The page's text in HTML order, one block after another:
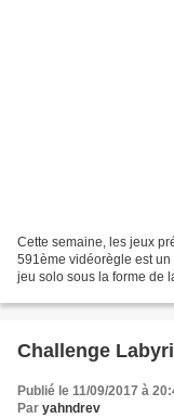
Cette semaine, les jeux
591ème vidéorègle est
jeu solo sous la forme de
Challenge
Publié le 11/09/2017 à
Par yahndrev